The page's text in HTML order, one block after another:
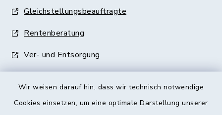
Wir weisen darauf hin, dass wir technisch notwendige
Cookies einsetzen, um eine optimale Darstellung unserer
Gleichstellungsbeauftragte
Rentenberatung
Ver- und Entsorgung